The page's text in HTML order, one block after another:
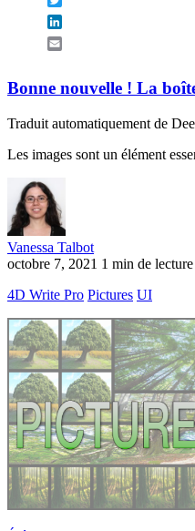
Bonne nouvelle ! La
Traduit automatiquement de
Les images sont un élément
Vanessa Talbot
octobre 7, 2021 1 min de lecture
4D Write Pro Pictures UI